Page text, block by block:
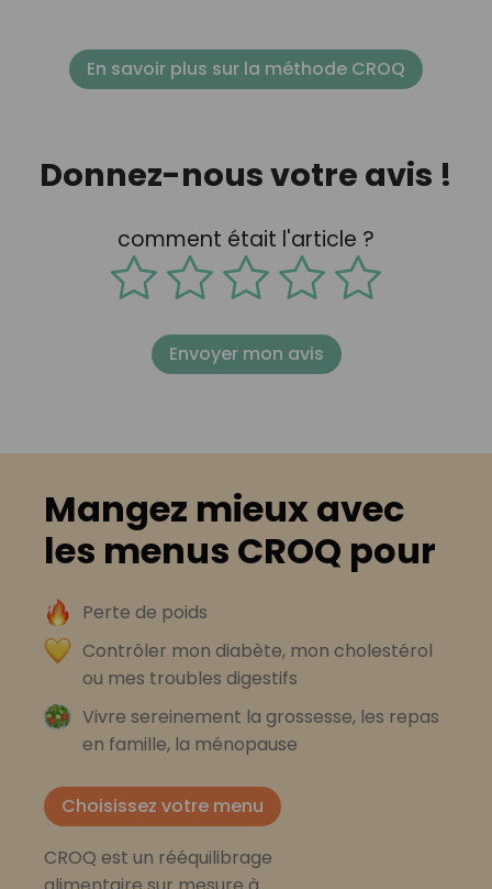
En savoir plus sur la méthode CROQ
Donnez-nous votre avis !
comment était l'article ?
Envoyer mon avis
Mangez mieux avec
les menus CROQ pour
Perte de poids
Contrôler mon diabète, mon cholestérol
ou mes troubles digestifs
Vivre sereinement la grossesse, les repas
en famille, la ménopause
Choisissez votre menu
CROQ est un rééquilibrage